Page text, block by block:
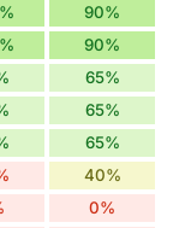
90%
90%
65%
65%
65%
40%
0%